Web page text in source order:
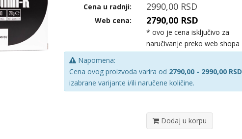
Cena u radnji:
2990,00 RSD
Web cena: 2790,00 RSD
* ovo je cena isključivo za
naručivanje preko web shopa
Napomena:
Cena ovog proizvoda varira od 2790,00 - 2990,00 RSD
izabrane varijante i/ili naručene količine.
Dodaj u korpu